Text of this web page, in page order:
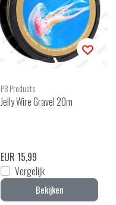
PB Products
Jelly Wire Gravel 20m
EUR 15,99
Vergelijk
Bekijken